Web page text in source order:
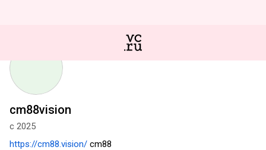
cm88vision
с 2025
https://cm88.vision/ cm88